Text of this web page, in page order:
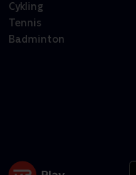
Cykling
Tennis
Badminton